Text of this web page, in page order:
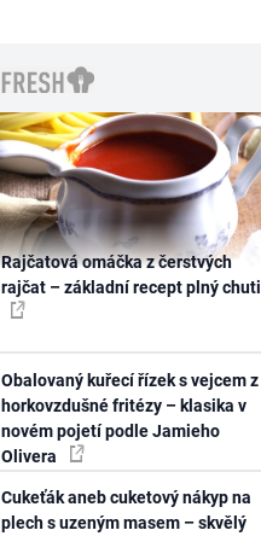
Rajčatová omáčka z čerstvých
rajčat – základní recept plný chuti
Obalovaný kuřecí řízek s vejcem z
horkovzdušné fritézy – klasika v
novém pojetí podle Jamieho
Olivera
Cukeťák aneb cuketový nákyp na
plech s uzeným masem – skvělý